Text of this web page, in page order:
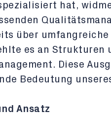
hat,
über
es an Strukturen
Diese
Bedeutung
Ansatz